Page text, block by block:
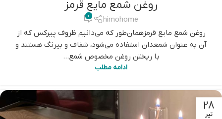
روغن شمع مایع قرمز
himohome
0
روغن شمع مایع قرمزهمان‌طور که می‌دانیم ظروف پیرکس که از
آن به عنوان شمعدان استفاده می‌شود، شفاف و بیرنگ هستند و
با ریختن روغن مخصوص شمع...
ادامه مطلب
28
تیر